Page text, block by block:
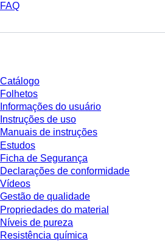
FAQ
Catálogo
Folhetos
Informações do usuário
Instruções de uso
Manuais de instruções
Estudos
Ficha de Segurança
Declarações de conformidade
Vídeos
Gestão de qualidade
Propriedades do material
Níveis de pureza
Resistência química